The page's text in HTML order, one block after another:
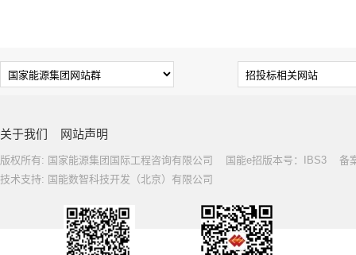
关于我们 网站声明
版权所有: 国家能源集团国际工程咨询有限公司 国能e招版本号：IBS3 备
技术支持: 国能数智科技开发（北京）有限公司